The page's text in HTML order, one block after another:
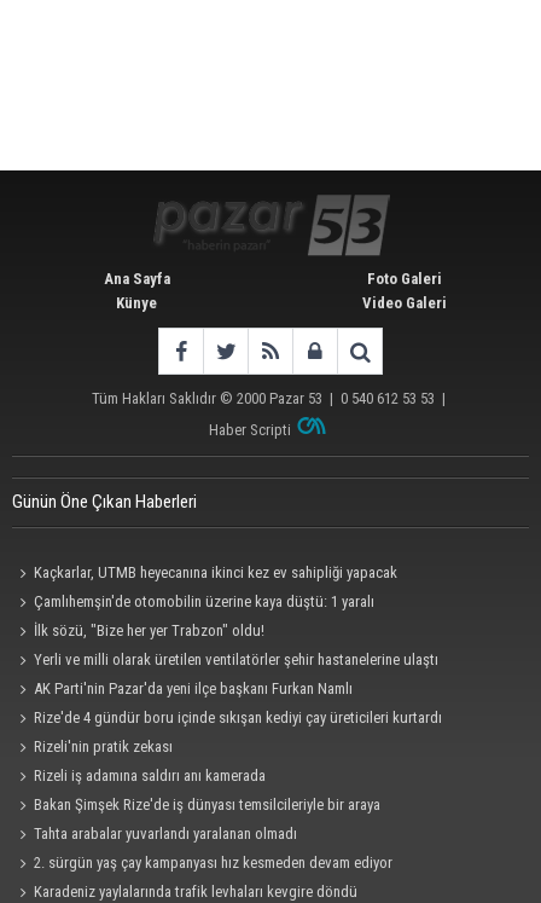
Ana Sayfa
Künye
Foto Galeri
Video Galeri
Tüm Hakları Saklıdır © 2000 Pazar 53 | 0 540 612 53 53 |
Haber Scripti
Günün Öne Çıkan Haberleri
Kaçkarlar, UTMB heyecanına ikinci kez ev sahipliği yapacak
Çamlıhemşin'de otomobilin üzerine kaya düştü: 1 yaralı
İlk sözü, "Bize her yer Trabzon" oldu!
Yerli ve milli olarak üretilen ventilatörler şehir hastanelerine ulaştı
AK Parti'nin Pazar'da yeni ilçe başkanı Furkan Namlı
Rize'de 4 gündür boru içinde sıkışan kediyi çay üreticileri kurtardı
Rizeli'nin pratik zekası
Rizeli iş adamına saldırı anı kamerada
Bakan Şimşek Rize'de iş dünyası temsilcileriyle bir araya
Tahta arabalar yuvarlandı yaralanan olmadı
2. sürgün yaş çay kampanyası hız kesmeden devam ediyor
Karadeniz yaylalarında trafik levhaları kevgire döndü